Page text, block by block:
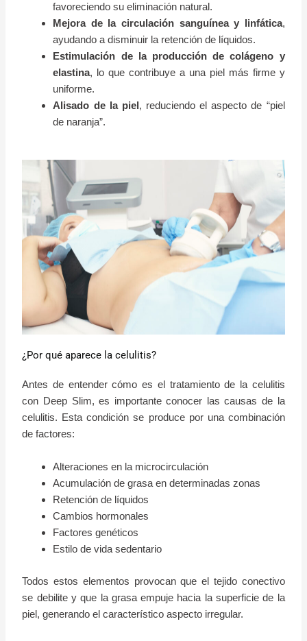
favoreciendo su eliminación natural.
Mejora de la circulación sanguínea y linfática,
ayudando a disminuir la retención de líquidos.
Estimulación de la producción de colágeno y
elastina, lo que contribuye a una piel más firme y
uniforme.
Alisado de la piel, reduciendo el aspecto de “piel
de naranja”.
¿Por qué aparece la celulitis?
Antes de entender cómo es el tratamiento de la celulitis
con Deep Slim, es importante conocer las causas de la
celulitis. Esta condición se produce por una combinación
de factores:
Alteraciones en la microcirculación
Acumulación de grasa en determinadas zonas
Retención de líquidos
Cambios hormonales
Factores genéticos
Estilo de vida sedentario
Todos estos elementos provocan que el tejido conectivo
se debilite y que la grasa empuje hacia la superficie de la
piel, generando el característico aspecto irregular.